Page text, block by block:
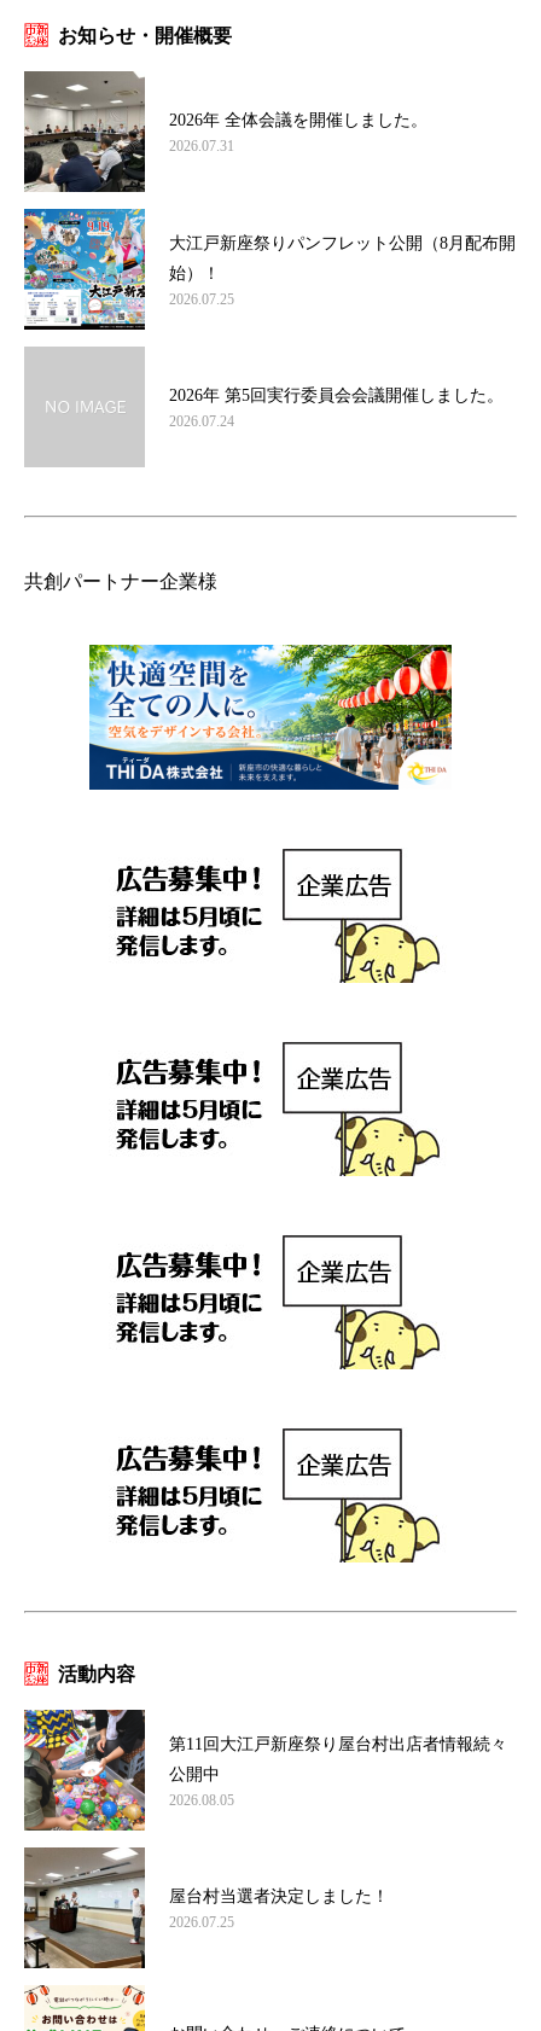
お知らせ・開催概要
2026年 全体会議を開催しました。
2026.07.31
大江戸新座祭りパンフレット公開（8月配布開
始）！
2026.07.25
2026年 第5回実行委員会会議開催しました。
2026.07.24
共創パートナー企業様
活動内容
第11回大江戸新座祭り屋台村出店者情報続々
公開中
2026.08.05
屋台村当選者決定しました！
2026.07.25